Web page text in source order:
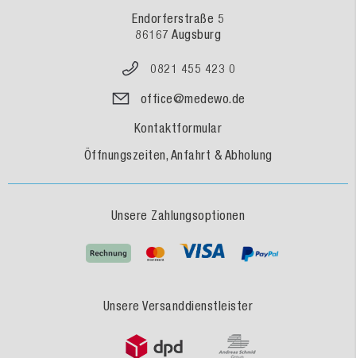
Endorferstraße 5
86167 Augsburg
0821 455 423 0
office@medewo.de
Kontaktformular
Öffnungszeiten, Anfahrt & Abholung
Unsere Zahlungsoptionen
Unsere Versanddienstleister